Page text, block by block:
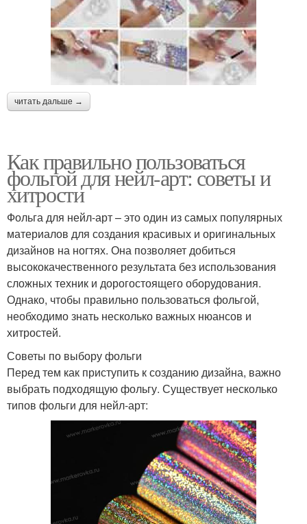
читать дальше →
Как правильно пользоваться
фольгой для нейл-арт: советы и
хитрости
Фольга для нейл-арт – это один из самых популярных
материалов для создания красивых и оригинальных
дизайнов на ногтях. Она позволяет добиться
высококачественного результата без использования
сложных техник и дорогостоящего оборудования.
Однако, чтобы правильно пользоваться фольгой,
необходимо знать несколько важных нюансов и
хитростей.
Советы по выбору фольги
Перед тем как приступить к созданию дизайна, важно
выбрать подходящую фольгу. Существует несколько
типов фольги для нейл-арт: